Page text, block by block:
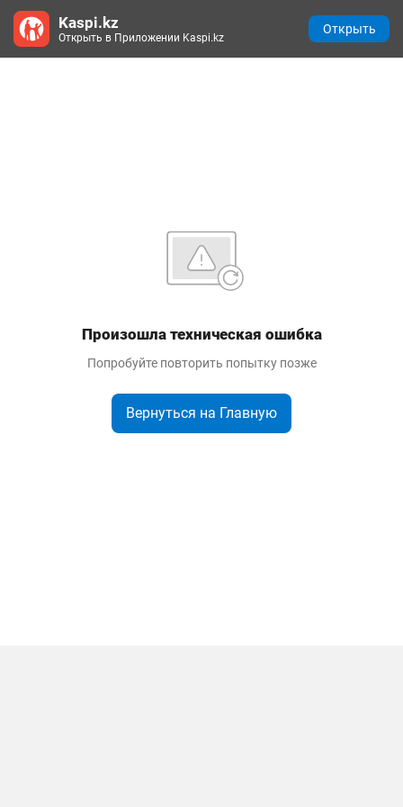
Произошла техническая ошибка
Попробуйте повторить попытку позже
Вернуться на Главную
Kaspi.kz
Открыть в Приложении Kaspi.kz
Открыть